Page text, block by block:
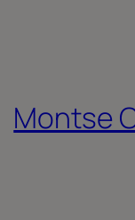
Montse